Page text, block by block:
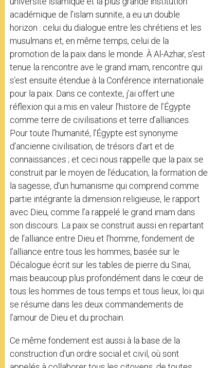
académique de l’islam sunnite, a eu un double
horizon : celui du dialogue entre les chrétiens et les
musulmans et, en même temps, celui de la
promotion de la paix dans le monde. À Al-Azhar, s’est
tenue la rencontre ave le grand imam, rencontre qui
s’est ensuite étendue à la Conférence internationale
pour la paix. Dans ce contexte, j’ai offert une
réflexion qui a mis en valeur l’histoire de l’Égypte
comme terre de civilisations et terre d’alliances.
Pour toute l’humanité, l’Égypte est synonyme
d’ancienne civilisation, de trésors d’art et de
connaissances ; et ceci nous rappelle que la paix se
construit par le moyen de l’éducation, la formation de
la sagesse, d’un humanisme qui comprend comme
partie intégrante la dimension religieuse, le rapport
avec Dieu, comme l’a rappelé le grand imam dans
son discours. La paix se construit aussi en repartant
de l’alliance entre Dieu et l’homme, fondement de
l’alliance entre tous les hommes, basée sur le
Décalogue écrit sur les tables de pierre du Sinaï,
mais beaucoup plus profondément dans le cœur de
tous les hommes de tous temps et tous lieux, loi qui
se résume dans les deux commandements de
l’amour de Dieu et du prochain.
Ce même fondement est aussi à la base de la
construction d’un ordre social et civil, où sont